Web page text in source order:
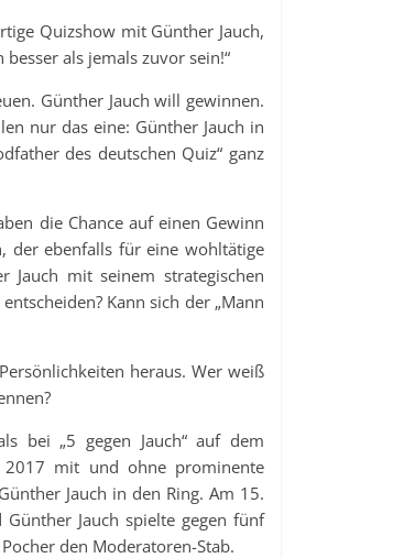
Quizshow mit Günther Jauch,
als jemals zuvor sein!“
Günther Jauch will gewinnen.
nur das eine: Günther Jauch in
des deutschen Quiz“ ganz
die Chance auf einen Gewinn
der ebenfalls für eine wohltätige
Jauch mit seinem strategischen
Kann sich der „Mann
heraus. Wer weiß
bei „5 gegen Jauch“ auf dem
2017 mit und ohne prominente
Jauch in den Ring. Am 15.
Jauch spielte gegen fünf
den Moderatoren-Stab.